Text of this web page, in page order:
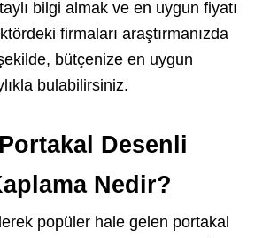
bilgi almak ve en uygun fiyatı
firmaları araştırmanızda
bütçenize en uygun
bulabilirsiniz.
Desenli
Nedir?
popüler hale gelen portakal